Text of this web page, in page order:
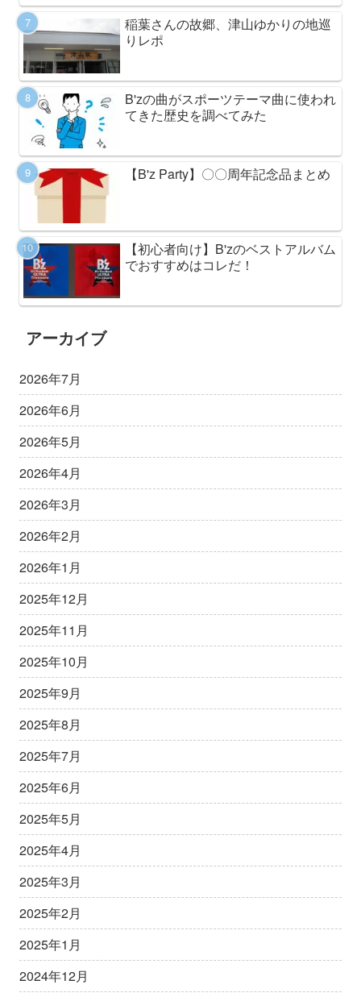
稲葉さんの故郷、津山ゆかりの地巡
りレポ
B'zの曲がスポーツテーマ曲に使われ
てきた歴史を調べてみた
【B'z Party】〇〇周年記念品まとめ
【初心者向け】B'zのベストアルバム
でおすすめはコレだ！
アーカイブ
2026年7月
2026年6月
2026年5月
2026年4月
2026年3月
2026年2月
2026年1月
2025年12月
2025年11月
2025年10月
2025年9月
2025年8月
2025年7月
2025年6月
2025年5月
2025年4月
2025年3月
2025年2月
2025年1月
2024年12月